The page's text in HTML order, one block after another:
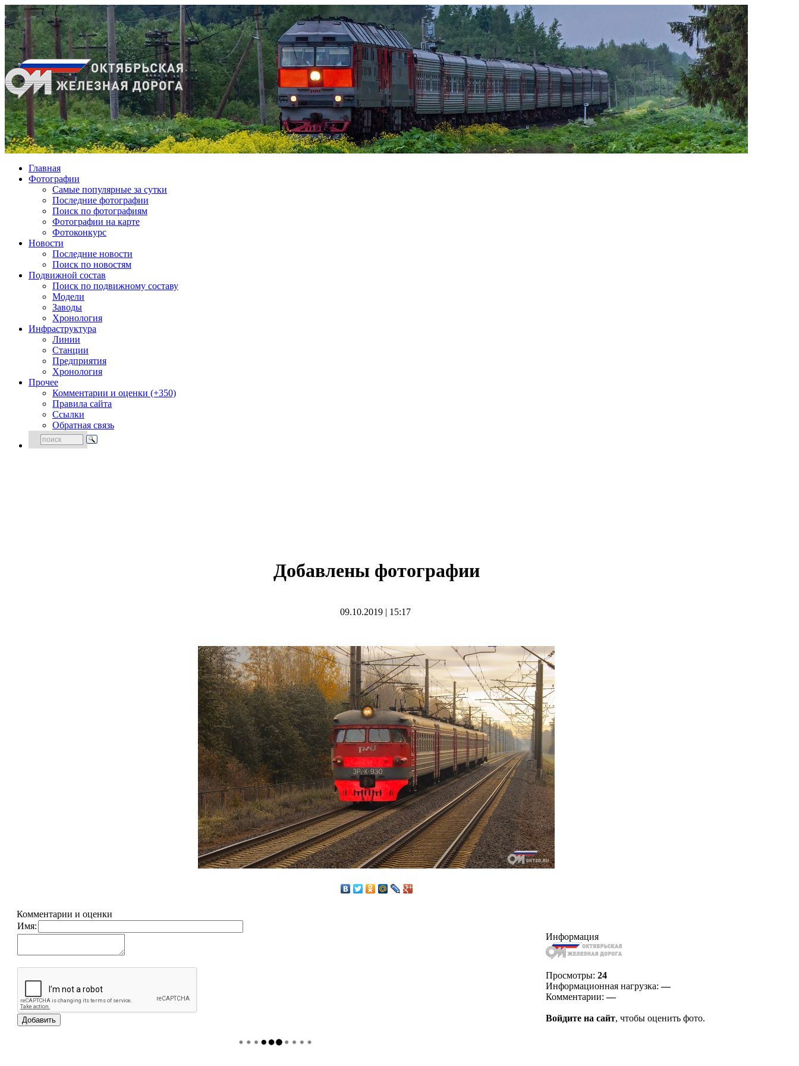
Главная
Фотографии
Cамые популярные за сутки
Последние фотографии
Поиск по фотографиям
Фотографии на карте
Фотоконкурс
Новости
Последние новости
Поиск по новостям
Подвижной состав
Поиск по подвижному составу
Модели
Заводы
Хронология
Инфраструктура
Линии
Станции
Предприятия
Хронология
Прочее
Комментарии и оценки (+350)
Правила сайта
Ссылки
Обратная связь
Добавлены фотографии
09.10.2019| 15:17
Комментарии и оценки
Имя:
Информация
Просмотры: 24
Информационная нагрузка:—
Комментарии:—
Войдите на сайт, чтобы оценить фото.